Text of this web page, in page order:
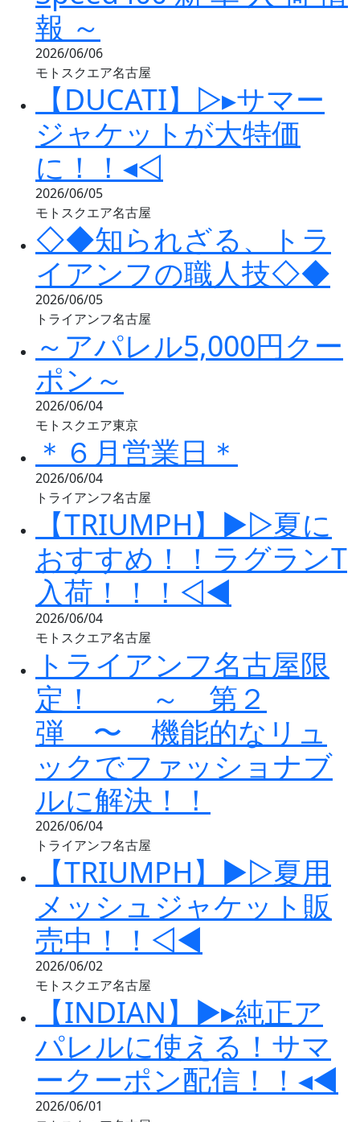
報 ～
2026/06/06
モトスクエア名古屋
【DUCATI】▷▸サマー
ジャケットが大特価
に！！◂◁
2026/06/05
モトスクエア名古屋
◇◆知られざる、トラ
イアンフの職人技◇◆
2026/06/05
トライアンフ名古屋
～アパレル5,000円クー
ポン～
2026/06/04
モトスクエア東京
＊６月営業日＊
2026/06/04
トライアンフ名古屋
【TRIUMPH】▶▷夏に
おすすめ！！ラグランT
入荷！！！◁◀
2026/06/04
モトスクエア名古屋
トライアンフ名古屋限
定！ ～ 第２
弾 〜 機能的なリュ
ックでファッショナブ
ルに解決！！
2026/06/04
トライアンフ名古屋
【TRIUMPH】▶▷夏用
メッシュジャケット販
売中！！◁◀
2026/06/02
モトスクエア名古屋
【INDIAN】▶▸純正ア
パレルに使える！サマ
ークーポン配信！！◂◀
2026/06/01